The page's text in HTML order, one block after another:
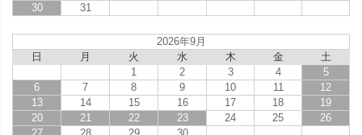
30
31
2026年9月
日
月 火 水 木 金
土
1
2 3 4
5
6
7 8 9 10 11
12
13
14 15 16 17 18
19
20
21 22 23 24 25
26